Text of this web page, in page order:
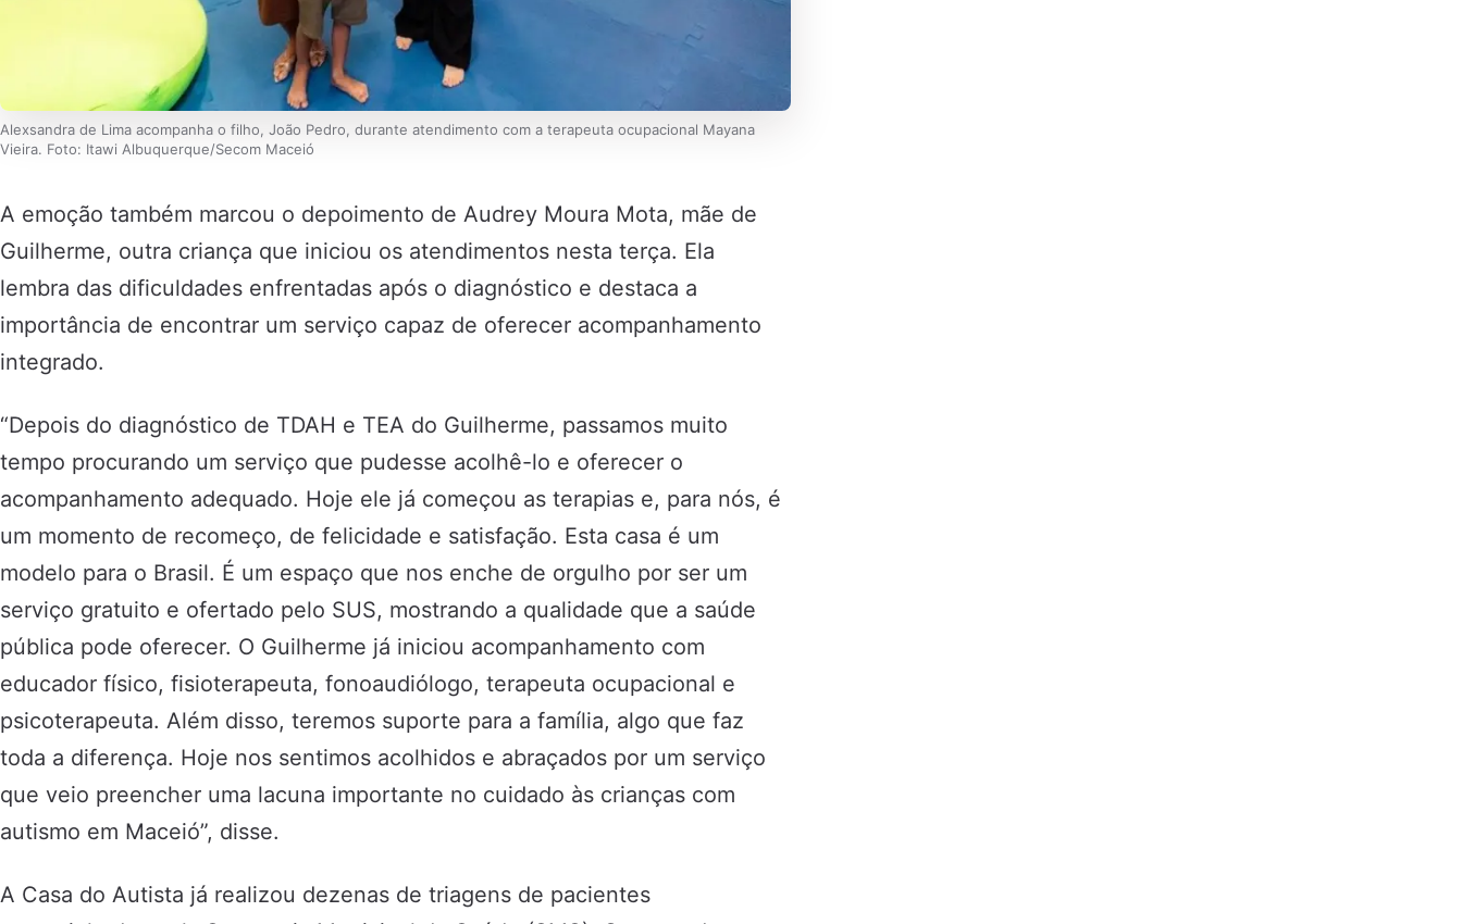
Alexsandra de Lima acompanha o filho, João Pedro, durante atendimento com a terapeuta ocupacional Mayana
Vieira. Foto: Itawi Albuquerque/Secom Maceió
A emoção também marcou o depoimento de Audrey Moura Mota, mãe de
Guilherme, outra criança que iniciou os atendimentos nesta terça. Ela
lembra das dificuldades enfrentadas após o diagnóstico e destaca a
importância de encontrar um serviço capaz de oferecer acompanhamento
integrado.
“Depois do diagnóstico de TDAH e TEA do Guilherme, passamos muito
tempo procurando um serviço que pudesse acolhê-lo e oferecer o
acompanhamento adequado. Hoje ele já começou as terapias e, para nós, é
um momento de recomeço, de felicidade e satisfação. Esta casa é um
modelo para o Brasil. É um espaço que nos enche de orgulho por ser um
serviço gratuito e ofertado pelo SUS, mostrando a qualidade que a saúde
pública pode oferecer. O Guilherme já iniciou acompanhamento com
educador físico, fisioterapeuta, fonoaudiólogo, terapeuta ocupacional e
psicoterapeuta. Além disso, teremos suporte para a família, algo que faz
toda a diferença. Hoje nos sentimos acolhidos e abraçados por um serviço
que veio preencher uma lacuna importante no cuidado às crianças com
autismo em Maceió”, disse.
A Casa do Autista já realizou dezenas de triagens de pacientes